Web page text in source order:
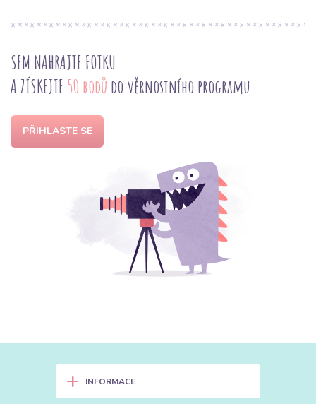
SEM NAHRAJTE FOTKU
A ZÍSKEJTE 50 bodů do věrnostního programu
PŘIHLASTE SE
+ INFORMACE